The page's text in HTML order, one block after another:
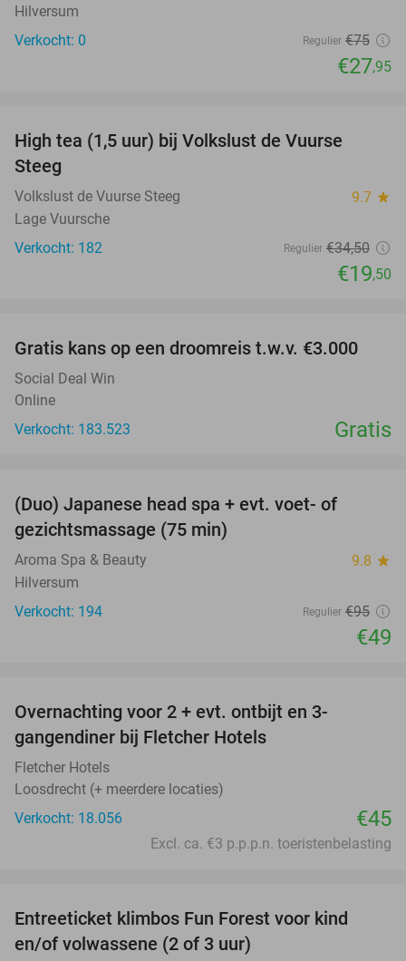
Hilversum
Verkocht: 0
Regulier €75
€27,95
High tea (1,5 uur) bij Volkslust de Vuurse
Steeg
Volkslust de Vuurse Steeg 9.7 star
Lage Vuursche
Verkocht: 182
Regulier €34,50
€19,50
Gratis kans op een droomreis t.w.v. €3.000
Social Deal Win
Online
Verkocht: 183.523
Gratis
(Duo) Japanese head spa + evt. voet- of
gezichtsmassage (75 min)
Aroma Spa & Beauty 9.8 star
Hilversum
Verkocht: 194
Regulier €95
€49
Overnachting voor 2 + evt. ontbijt en 3-
gangendiner bij Fletcher Hotels
Fletcher Hotels
Loosdrecht (+ meerdere locaties)
Verkocht: 18.056
€45
Excl. ca. €3 p.p.p.n. toeristenbelasting
Entreeticket klimbos Fun Forest voor kind
en/of volwassene (2 of 3 uur)